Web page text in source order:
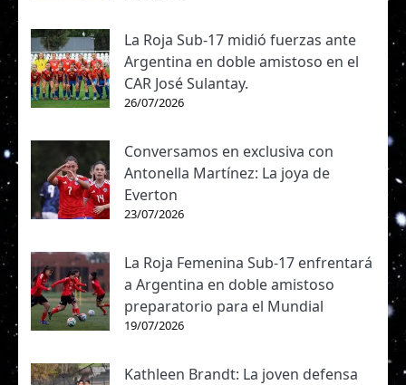
La Roja Sub-17 midió fuerzas ante
Argentina en doble amistoso en el
CAR José Sulantay.
26/07/2026
Conversamos en exclusiva con
Antonella Martínez: La joya de
Everton
23/07/2026
La Roja Femenina Sub-17 enfrentará
a Argentina en doble amistoso
preparatorio para el Mundial
19/07/2026
Kathleen Brandt: La joven defensa